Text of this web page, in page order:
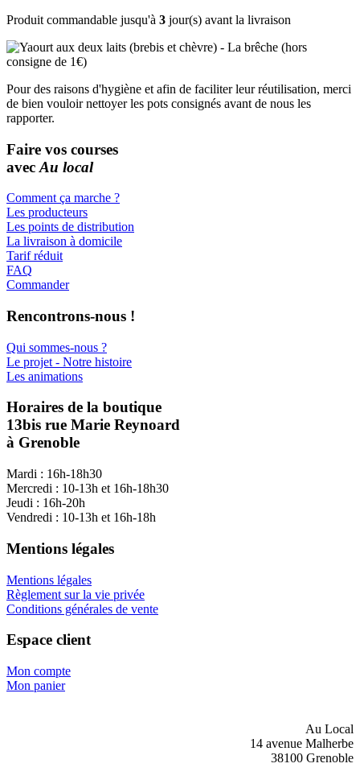
Produit commandable jusqu'à 3 jour(s) avant la livraison
Pour des raisons d'hygiène et afin de faciliter leur réutilisation, merci
de bien vouloir nettoyer les pots consignés avant de nous les
rapporter.
Faire vos courses
avec Au local
Comment ça marche ?
Les producteurs
Les points de distribution
La livraison à domicile
Tarif réduit
FAQ
Commander
Rencontrons-nous !
Qui sommes-nous ?
Le projet - Notre histoire
Les animations
Horaires de la boutique
13bis rue Marie Reynoard
à Grenoble
Mardi : 16h-18h30
Mercredi : 10-13h et 16h-18h30
Jeudi : 16h-20h
Vendredi : 10-13h et 16h-18h
Mentions légales
Mentions légales
Règlement sur la vie privée
Conditions générales de vente
Espace client
Mon compte
Mon panier
Au Local
14 avenue Malherbe
38100 Grenoble